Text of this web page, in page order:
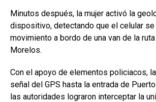
Minutos después, la mujer activó la
dispositivo, detectando que el celular se
movimiento a bordo de una van de la
Morelos.
Con el apoyo de elementos policiacos,
señal del GPS hasta la entrada de
las autoridades lograron interceptar la